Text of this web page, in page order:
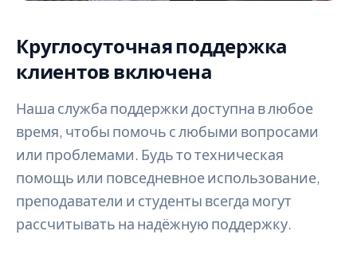
Круглосуточная поддержка
клиентов включена
Наша служба поддержки доступна в любое
время, чтобы помочь с любыми вопросами
или проблемами. Будь то техническая
помощь или повседневное использование,
преподаватели и студенты всегда могут
рассчитывать на надёжную поддержку.